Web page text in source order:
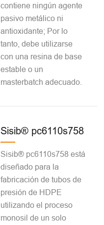
contiene ningún agente
pasivo metálico ni
antioxidante; Por lo
tanto, debe utilizarse
con una resina de base
estable o un
masterbatch adecuado.
Sisib® pc6110s758
Sisib® pc6110s758 está
diseñado para la
fabricación de tubos de
presión de HDPE
utilizando el proceso
monosil de un solo